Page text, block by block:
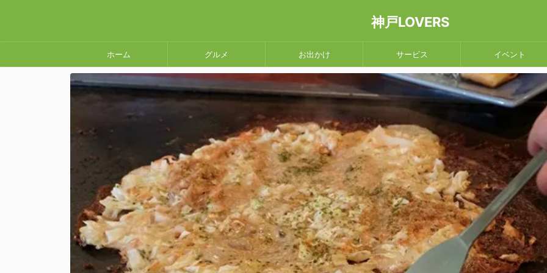
神戸LOVERS
ホーム グルメ お出かけ サービス イベント